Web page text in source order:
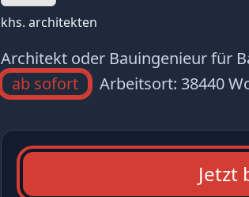
khs. architekten
Architekt oder Bauingenieur für
ab sofort
Arbeitsort: 38440
Jetzt